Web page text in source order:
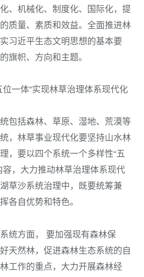
、机械化、制度化、国际化，提
质量、素质和效益。全面推进林
习近平生态文明思想的基本要
旗帜、方向和主题。
位一体”实现林草治理体系现代化
包括森林、草原、湿地、荒漠等
，林草事业现代化要坚持山水林
，要以四个系统一个多样性“五
容，大力推动林草治理体系现代
草沙系统治理中，既要统筹兼
各自优势和特色。
统方面， 要加强现有森林保
天然林，促进森林生态系统的自
工作的重点，大力开展森林经